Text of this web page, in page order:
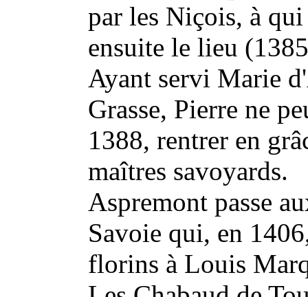
par les Niçois, à
ensuite le lieu
Ayant servi Marie
Grasse, Pierre ne
1388, rentrer en
maîtres savoyards.
Aspremont passe
Savoie qui, en
florins à Louis